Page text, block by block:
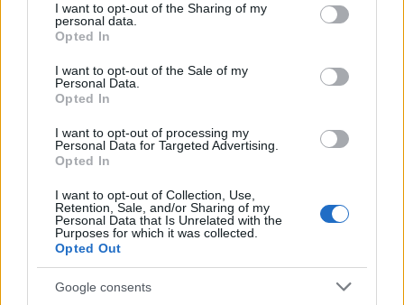
not limited to your visit or usage behaviour. You may click to
grant or deny consent to Google and its third-party tags to
use your data for below specified purposes in below Google
consent section.
I want to opt-out of the Sharing of my
personal data.
Opted In
I want to opt-out of the Sale of my
Personal Data.
Opted In
I want to opt-out of processing my
Personal Data for Targeted Advertising.
Opted In
I want to opt-out of Collection, Use,
Retention, Sale, and/or Sharing of my
Personal Data that Is Unrelated with the
Purposes for which it was collected.
Opted Out
Google consents
Vuoi rimuovere le pubblicità nazionali?
Puoi abbonarti asoli € 1,10 al mese
cliccandoqui
Sei già abbonato?